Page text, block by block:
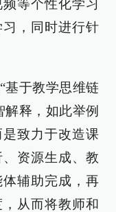
等个性化学习
，同时进行针
基于教学思维链
释，如此举例
致力于改造课
资源生成、教
辅助完成，再
从而将教师和